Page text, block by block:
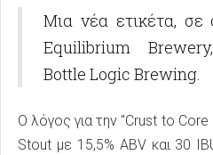
Μια νέα ετικέτα, σε
Equilibrium
Bottle Logic Brewing.
Ο λόγος για την "Crust to
Stout με 15,5% ABV και 30